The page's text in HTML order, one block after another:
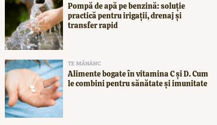
Pompă de apă pe benzină: soluție
practică pentru irigații, drenaj și
transfer rapid
TE MĂNÂNC
Alimente bogate în vitamina C și D. Cum
le combini pentru sănătate și imunitate